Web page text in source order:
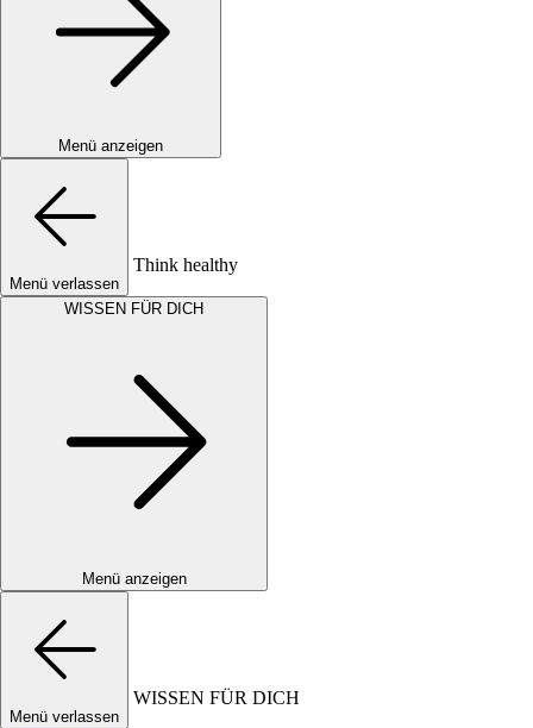
Menü anzeigen
Menü verlassen
Think healthy
WISSEN FÜR DICH
Menü anzeigen
Menü verlassen
WISSEN FÜR DICH